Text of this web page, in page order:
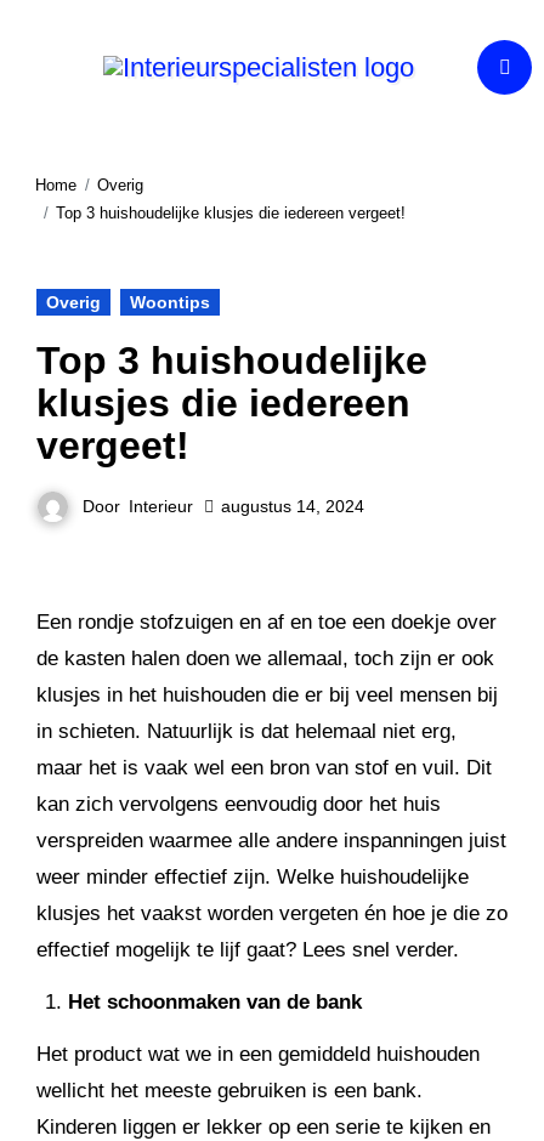
Home
Overig
Top 3 huishoudelijke klusjes die iedereen vergeet!
Overig Woontips
Top 3 huishoudelijke
klusjes die iedereen
vergeet!
Door Interieur augustus 14, 2024
Een rondje stofzuigen en af en toe een doekje over
de kasten halen doen we allemaal, toch zijn er ook
klusjes in het huishouden die er bij veel mensen bij
in schieten. Natuurlijk is dat helemaal niet erg,
maar het is vaak wel een bron van stof en vuil. Dit
kan zich vervolgens eenvoudig door het huis
verspreiden waarmee alle andere inspanningen juist
weer minder effectief zijn. Welke huishoudelijke
klusjes het vaakst worden vergeten én hoe je die zo
effectief mogelijk te lijf gaat? Lees snel verder.
Het schoonmaken van de bank
Het product wat we in een gemiddeld huishouden
wellicht het meeste gebruiken is een bank.
Kinderen liggen er lekker op een serie te kijken en